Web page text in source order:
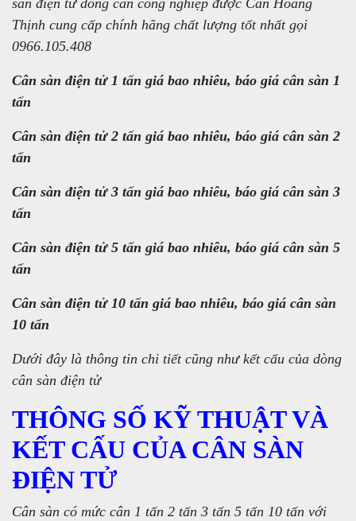
Thịnh cung cấp chính hãng chất lượng tốt nhất gọi
0966.105.408
Cân sàn điện tử 1 tấn giá bao nhiêu, báo giá cân sàn 1
tấn
Cân sàn điện tử 2 tấn giá bao nhiêu, báo giá cân sàn 2
tấn
Cân sàn điện tử 3 tấn giá bao nhiêu, báo giá cân sàn 3
tấn
Cân sàn điện tử 5 tấn giá bao nhiêu, báo giá cân sàn 5
tấn
Cân sàn điện tử 10 tấn giá bao nhiêu, báo giá cân sàn
10 tấn
Dưới đây là thông tin chi tiết cũng như kết cấu của dòng
cân sàn điện tử
THÔNG SỐ KỸ THUẬT VÀ
KẾT CẤU CỦA CÂN SÀN
ĐIỆN TỬ
Cân sàn có mức cân 1 tấn 2 tấn 3 tấn 5 tấn 10 tấn với